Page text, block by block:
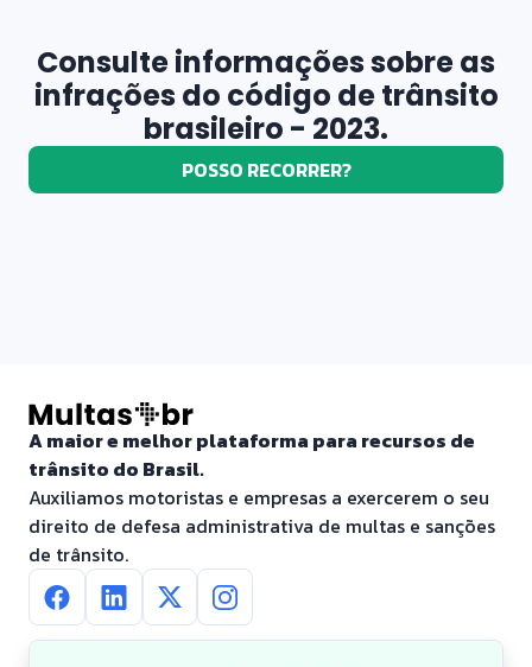
Consulte informações sobre as
infrações do código de trânsito
brasileiro - 2023.
POSSO RECORRER?
A maior e melhor plataforma para recursos de
trânsito do Brasil.
Auxiliamos motoristas e empresas a exercerem o seu
direito de defesa administrativa de multas e sanções
de trânsito.